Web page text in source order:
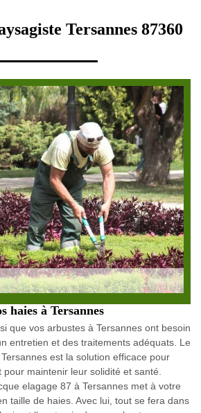
Tersannes 87360
haies à Tersannes
que vos arbustes à Tersannes ont besoin
entretien et des traitements adéquats. Le
est la solution efficace pour
maintenir leur solidité et santé.
elagage 87 à Tersannes met à votre
taille de haies. Avec lui, tout se fera dans